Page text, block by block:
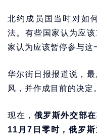
北约成员国当时对如
法。有些国家认为应
家认为应该暂停参与这
华尔街日报报道说，
风，并作成目前的决定
现在， 俄罗斯外交部
11月7日零时，俄罗